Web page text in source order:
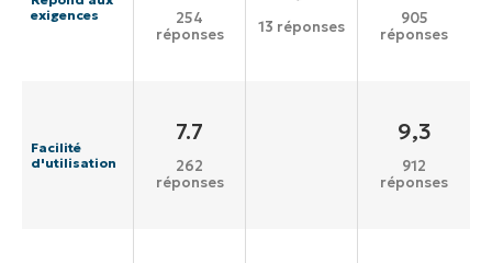
exigences
254
réponses
13 réponses
905
réponses
Facilité
d'utilisation
7.7
262
réponses
9,3
912
réponses